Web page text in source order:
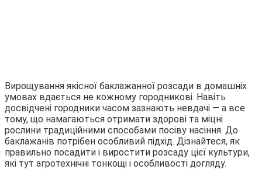
Вирощування якісної баклажанної розсади в домашніх
умовах вдається не кожному городникові. Навіть
досвідчені городники часом зазнають невдачі — а все
тому, що намагаються отримати здорові та міцні
рослини традиційними способами посіву насіння. До
баклажанів потрібен особливий підхід. Дізнайтеся, як
правильно посадити і виростити розсаду цієї культури,
які тут агротехнічні тонкощі і особливості догляду.